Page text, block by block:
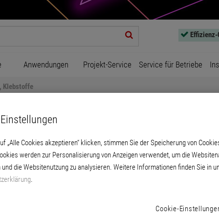
Anwendungen Projekt-Service Service für Betriebe
Klebstoffe
Montageschaum,
„Alle Cookies akzeptieren“ klicken, stimmen Sie der Speicherung von
werden zur Personalisierung von Anzeigen verwendet, um die
die Websitenutzung zu analysieren. Weitere Informationen finden Sie in
.
Cookie-